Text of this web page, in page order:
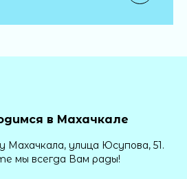
в Махачкале
Махачкала, улица Юсупова, 51.
мы всегда Вам рады!